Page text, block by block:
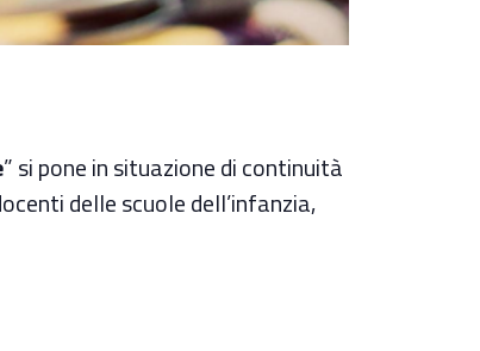
” si pone in situazione di continuità
delle scuole dell’infanzia,